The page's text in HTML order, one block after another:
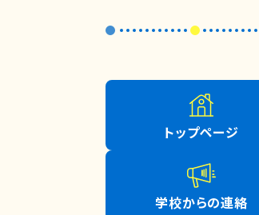
トップページ
学校からの連絡